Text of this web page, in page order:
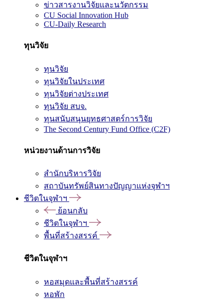
ข่าวสารงานวิจัยและนวัตกรรม
CU Social Innovation Hub
CU-Daily Research
ทุนวิจัย
ทุนวิจัย
ทุนวิจัยในประเทศ
ทุนวิจัยต่างประเทศ
ทุนวิจัย สบจ.
ทุนสนับสนุนยุทธศาสตร์การวิจัย
The Second Century Fund Office (C2F)
หน่วยงานด้านการวิจัย
สำนักบริหารวิจัย
สถาบันทรัพย์สินทางปัญญาแห่งจุฬาฯ
ชีวิตในจุฬาฯ
ย้อนกลับ
ชีวิตในจุฬาฯ
พื้นที่สร้างสรรค์
ชีวิตในจุฬาฯ
หอสมุดและพื้นที่สร้างสรรค์
หอพัก